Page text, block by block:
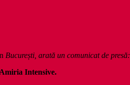
București, arată un comunicat de presă:
Amiria Intensive.